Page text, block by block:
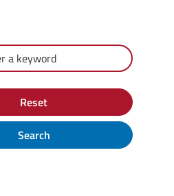
Reset
Search